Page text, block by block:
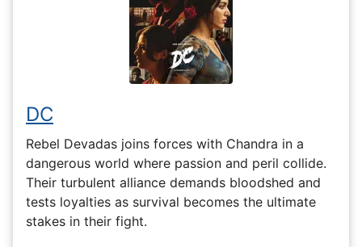
DC
Rebel Devadas joins forces with Chandra in a
dangerous world where passion and peril collide.
Their turbulent alliance demands bloodshed and
tests loyalties as survival becomes the ultimate
stakes in their fight.